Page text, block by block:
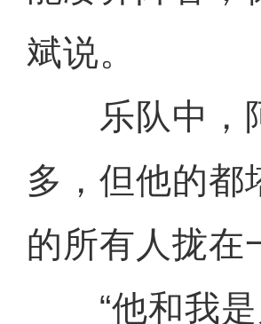
斌说。
乐队中，阿
多，但他的都
的所有人拢在
“他和我是